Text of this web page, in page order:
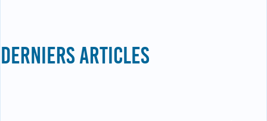
DERNIERS ARTICLES